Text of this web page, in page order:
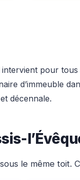
intervient pour
d’immeuble
décennale.
le même toit.